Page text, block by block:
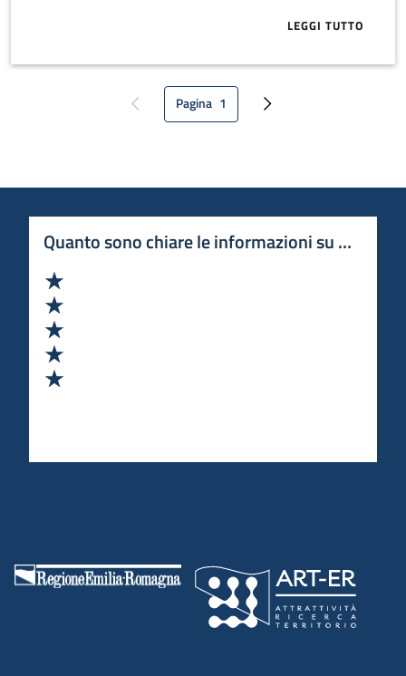
LEGGI TUTTO
ABOUT
Pagina precedentePagina attuale
Pagina 1 Pagina successiva
Quanto sono chiare le informazioni su questa